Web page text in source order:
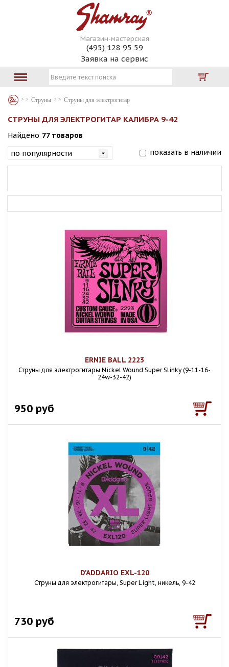
Магазин-мастерская
(495) 128 95 59
Заявка на сервис
Струны Струны для электрогитар
СТРУНЫ ДЛЯ ЭЛЕКТРОГИТАР КАЛИБРА 9-42
Найдено 77 товаров
показать в наличии
ERNIE BALL 2223
Струны для электрогитары Nickel Wound Super Slinky (9-11-16-
24w-32-42)
950 руб
D'ADDARIO EXL-120
Cтруны для электрогитары, Super Light, никель, 9-42
730 руб